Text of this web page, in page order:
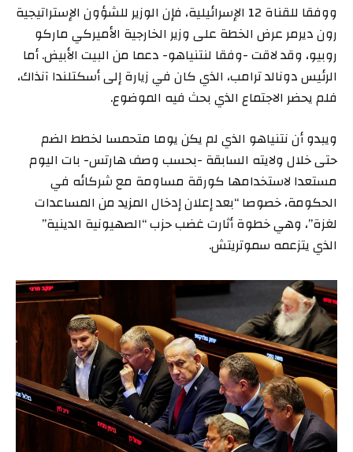
ووفقا للقناة 12 الإسرائيلية، فإن الوزير للشؤون الإستراتيجية
رون ديرمر عرض الخطة على وزير الخارجية الأميركي ماركو
روبيو، وقد لاقت -وفقا لنتنياهو- دعما من البيت الأبيض. أما
الرئيس دونالد ترامب، الذي كان في زيارة إلى أسكتلندا آنذاك،
فلم يحضر الاجتماع الذي بحث فيه الموضوع.
ويبدو أن نتنياهو الذي لم يكن يوما متحمسا لخطط الضم
حتى خلال ولايته السابقة -بحسب وصف هارتس- بات اليوم
مستعدا لاستخدامها كورقة مساومة مع شركائه في
الحكومة، خصوصا “بعد إعلان إدخال المزيد من المساعدات
لغزة”، وهي خطوة أثارت غضب حزب “الصهيونية الدينية”
الذي يتزعمه سموتريتش.